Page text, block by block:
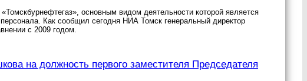
основным видом деятельности которой является
Как сообщил сегодня НИА Томск генеральный директор
с 2009 годом.
на должность первого заместителя Председателя